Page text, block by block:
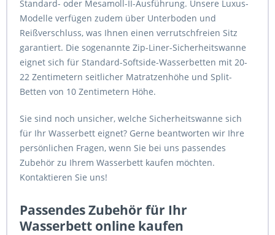
Standard- oder Mesamoll-II-Ausführung. Unsere Luxus-
Modelle verfügen zudem über Unterboden und
Reißverschluss, was Ihnen einen verrutschfreien Sitz
garantiert. Die sogenannte Zip-Liner-Sicherheitswanne
eignet sich für Standard-Softside-Wasserbetten mit 20-
22 Zentimetern seitlicher Matratzenhöhe und Split-
Betten von 10 Zentimetern Höhe.
Sie sind noch unsicher, welche Sicherheitswanne sich
für Ihr Wasserbett eignet? Gerne beantworten wir Ihre
persönlichen Fragen, wenn Sie bei uns passendes
Zubehör zu Ihrem Wasserbett kaufen möchten.
Kontaktieren Sie uns!
Passendes Zubehör für Ihr
Wasserbett online kaufen